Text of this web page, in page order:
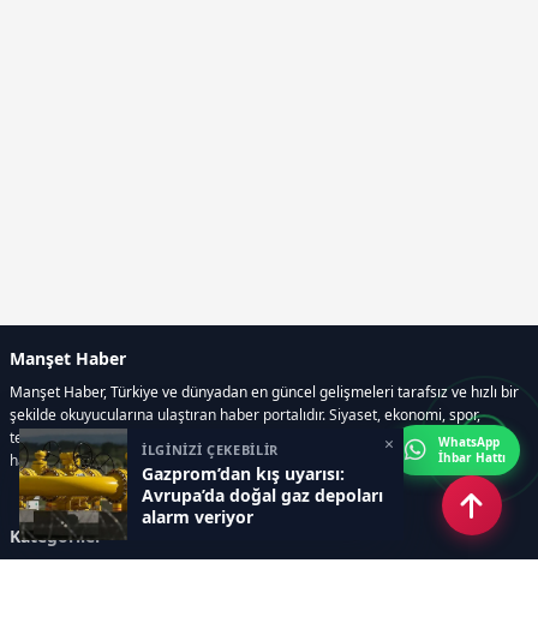
İLGİNİZİ ÇEKEBİLİR
Gazprom’dan kış uyarısı:
Avrupa’da doğal gaz depoları
alarm veriyor
×
Manşet Haber
Manşet Haber, Türkiye ve dünyadan en güncel gelişmeleri tarafsız ve hızlı bir
şekilde okuyucularına ulaştıran haber portalıdır. Siyaset, ekonomi, spor,
teknoloji, kültür-sanat ve yaşam kategorilerinde doğru, güvenilir ve anlık
haberler sunar.
Kategoriler
WhatsApp
İhbar Hattı